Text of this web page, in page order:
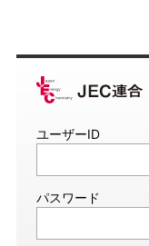
ユーザーID
パスワード